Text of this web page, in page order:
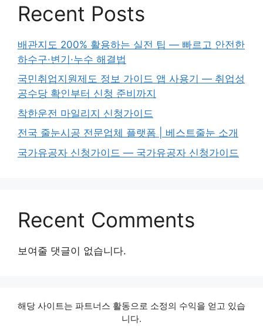
Recent Posts
배관지도 200% 활용하는 실전 팁 — 빠르고 안전한
하수구·변기·누수 해결법
국민취업지원제도 정보 가이드 앱 사용기 — 취업성
공수당 확인부터 신청 준비까지
착한운전 마일리지 신청가이드
전국 줄눈시공 전문업체 플랫폼 | 베스트줄눈 소개
국가유공자 신청가이드 — 국가유공자 신청가이드
Recent Comments
보여줄 댓글이 없습니다.
해당 사이트는 파트너스 활동으로 소정의 수익을 얻고 있습
니다.